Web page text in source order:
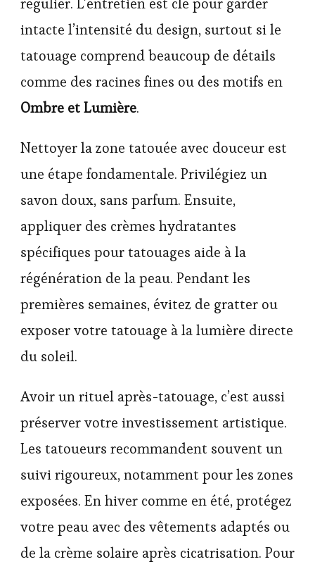
intacte l’intensité du design, surtout si le
tatouage comprend beaucoup de détails
comme des racines fines ou des motifs en
Ombre et Lumière.
Nettoyer la zone tatouée avec douceur est
une étape fondamentale. Privilégiez un
savon doux, sans parfum. Ensuite,
appliquer des crèmes hydratantes
spécifiques pour tatouages aide à la
régénération de la peau. Pendant les
premières semaines, évitez de gratter ou
exposer votre tatouage à la lumière directe
du soleil.
Avoir un rituel après-tatouage, c’est aussi
préserver votre investissement artistique.
Les tatoueurs recommandent souvent un
suivi rigoureux, notamment pour les zones
exposées. En hiver comme en été, protégez
votre peau avec des vêtements adaptés ou
de la crème solaire après cicatrisation. Pour